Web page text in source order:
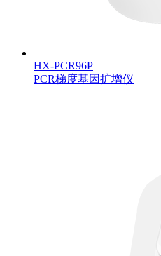
HX-PCR96P
PCR梯度基因扩增仪